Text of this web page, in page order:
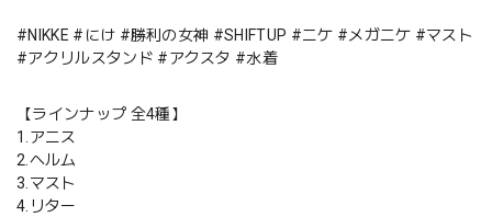
#NIKKE #にけ #勝利の女神 #SHIFTUP #ニケ #メガニケ #マスト
#アクリルスタンド #アクスタ #水着
【ラインナップ 全4種】
1.アニス
2.ヘルム
3.マスト
4.リター